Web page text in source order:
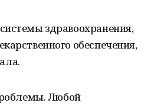
здравоохранения,
обеспечения,
Любой